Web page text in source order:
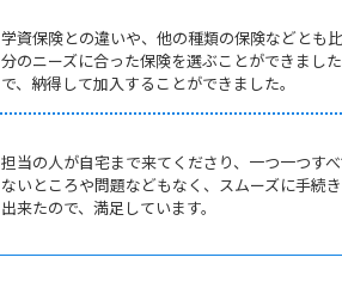
学資保険との違いや、他の種類の保険などとも
分のニーズに合った保険を選ぶことができまし
で、納得して加入することができました。
担当の人が自宅まで来てくださり、一つ一つす
ないところや問題などもなく、スムーズに手続
出来たので、満足しています。